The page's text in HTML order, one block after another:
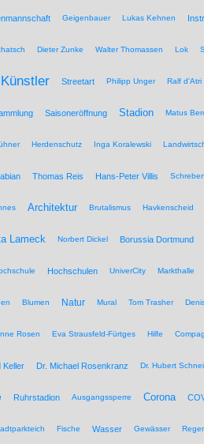
Geigenbauer Lukas Kehnen
Dieter Zunke Walter Thomassen Lok
Künstler Streetart Philipp Unger Ralf d'Atri
Saisoneröffnung Stadion Matus
Herdenschutz Inga Koralewski
Thomas Reis Hans-Peter Villis
Architektur Brutalismus Havkenscheid
Lameck Norbert Dickel Borussia Dortmund
Hochschulen UniverCity Markthalle
Blumen Natur Mural Tom Trasher
Rosen Eva Strausfeld-Fürtges Hilfe
Keller Dr. Michael Rosenkranz Dr. Hubert
Ruhrstadion Ausgangssperre Corona
Fische Wasser Gewässer